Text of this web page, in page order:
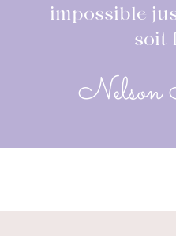
impossible
soit
Nelson